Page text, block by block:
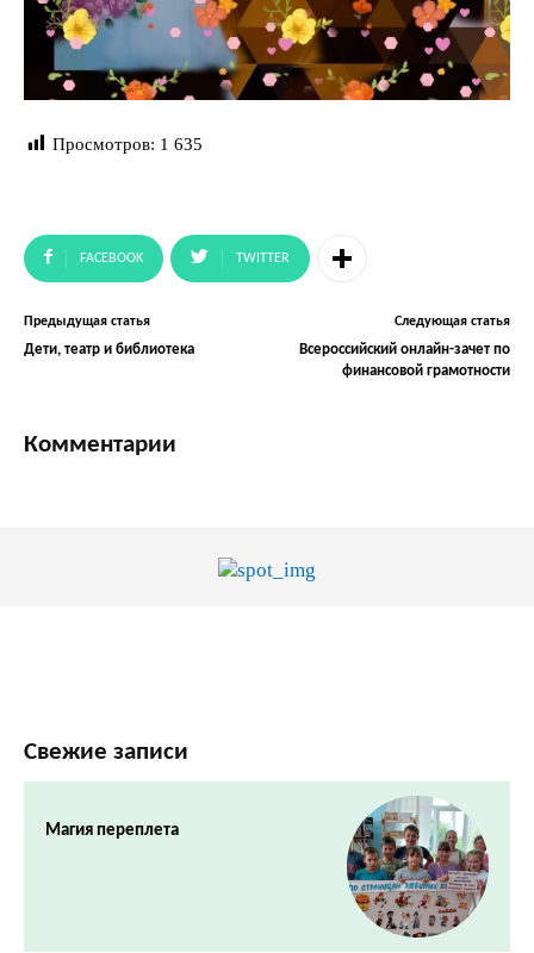
Просмотров: 1 635
FACEBOOK TWITTER
Предыдущая статья
Дети, театр и библиотека
Следующая статья
Всероссийский онлайн-зачет по
финансовой грамотности
Комментарии
Свежие записи
Магия переплета